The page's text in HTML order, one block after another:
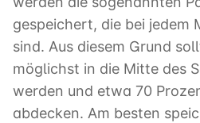
gespeichert, die bei jedem
sind. Aus diesem Grund
möglichst in die Mitte des
werden und etwa 70
abdecken. Am besten